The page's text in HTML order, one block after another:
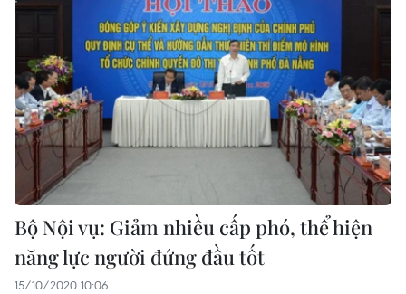
Bộ Nội vụ: Giảm nhiều cấp phó, thể hiện
năng lực người đứng đầu tốt
15/10/2020 10:06